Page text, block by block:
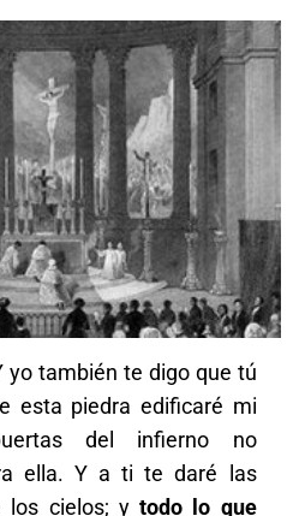
yo también te digo que tú
esta piedra edificaré mi
del infierno no
ella. Y a ti te daré las
los cielos; ytodo lo que